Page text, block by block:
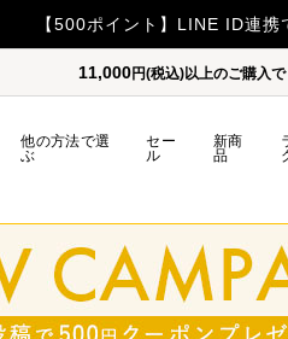
】令和8年熊本地震の影響によるお
11,000円(税込)以上のご購入で
他の方法で選
ぶ
セー
ル
新商
品